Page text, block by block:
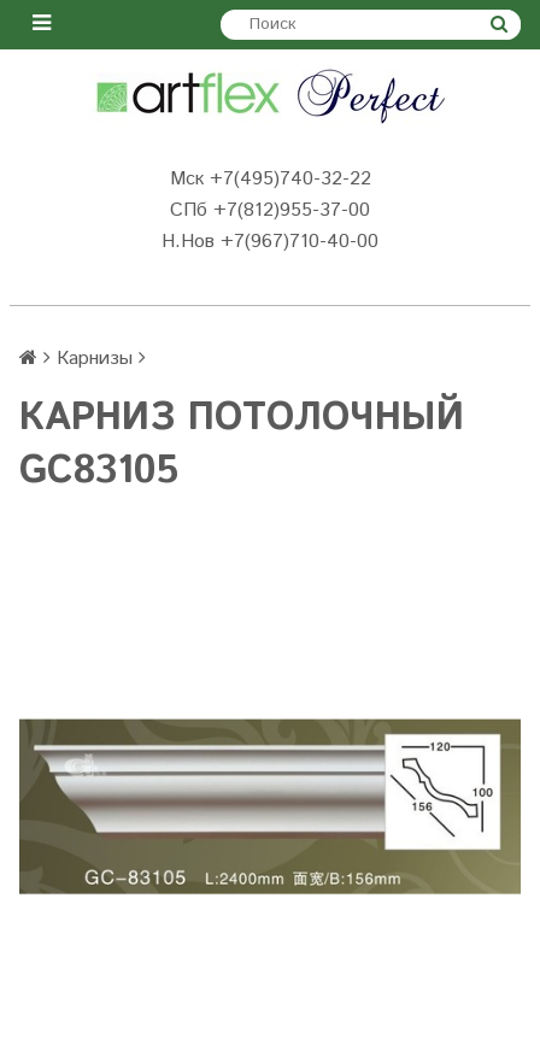
Мск +7(495)740-32-22
СПб +7(812)955-37-00
Н.Нов +7(967)710-40-00
Карнизы
КАРНИЗ ПОТОЛОЧНЫЙ
GC83105